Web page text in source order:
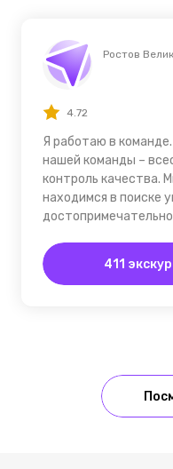
Ростов
4.72
Я работаю в
нашей команды –
контроль качества.
находимся в поиске
411